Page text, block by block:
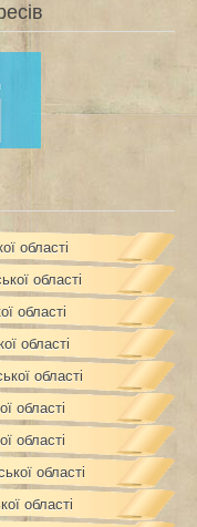
області
області
області
області
області
області
області
області
області